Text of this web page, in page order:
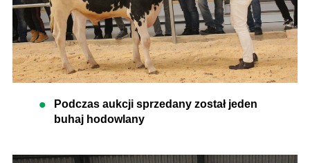
Podczas aukcji sprzedany został jeden
buhaj hodowlany